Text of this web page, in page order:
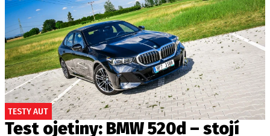
TESTY AUT
Test ojetiny: BMW 520d – stojí